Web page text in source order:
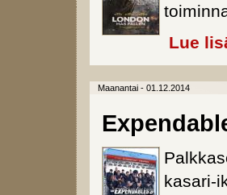
Lue
Maanantai - 01.12.2014
kasari-